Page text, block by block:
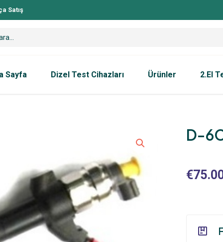
Satış
Sayfa Dizel Test Cihazları Ürünler 2.El
D-
€